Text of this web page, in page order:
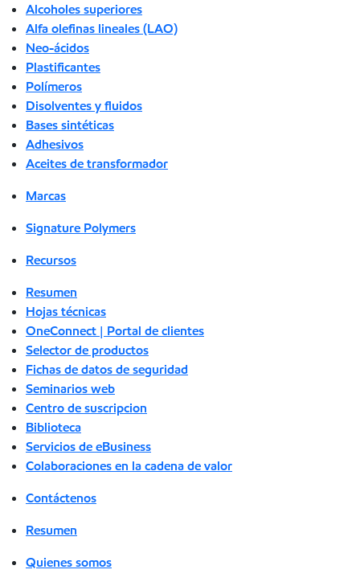
Alcoholes superiores
Alfa olefinas lineales (LAO)
Neo-ácidos
Plastificantes
Polímeros
Disolventes y fluidos
Bases sintéticas
Adhesivos
Aceites de transformador
Marcas
Signature Polymers
Recursos
Resumen
Hojas técnicas
OneConnect | Portal de clientes
Selector de productos
Fichas de datos de seguridad
Seminarios web
Centro de suscripcion
Biblioteca
Servicios de eBusiness
Colaboraciones en la cadena de valor
Contáctenos
Resumen
Quienes somos